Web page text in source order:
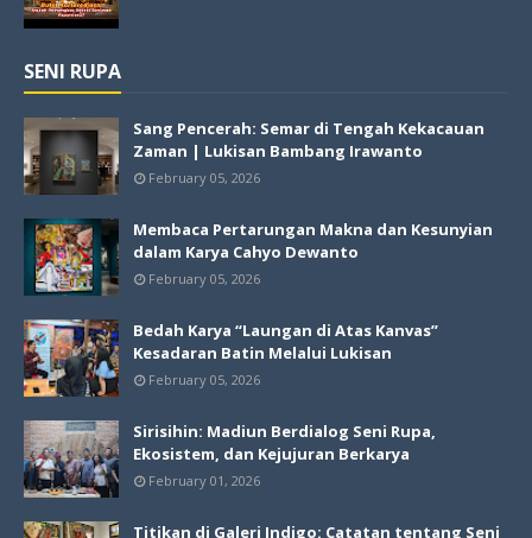
SENI RUPA
Sang Pencerah: Semar di Tengah Kekacauan
Zaman | Lukisan Bambang Irawanto
February 05, 2026
Membaca Pertarungan Makna dan Kesunyian
dalam Karya Cahyo Dewanto
February 05, 2026
Bedah Karya “Laungan di Atas Kanvas”
Kesadaran Batin Melalui Lukisan
February 05, 2026
Sirisihin: Madiun Berdialog Seni Rupa,
Ekosistem, dan Kejujuran Berkarya
February 01, 2026
Titikan di Galeri Indigo: Catatan tentang Seni